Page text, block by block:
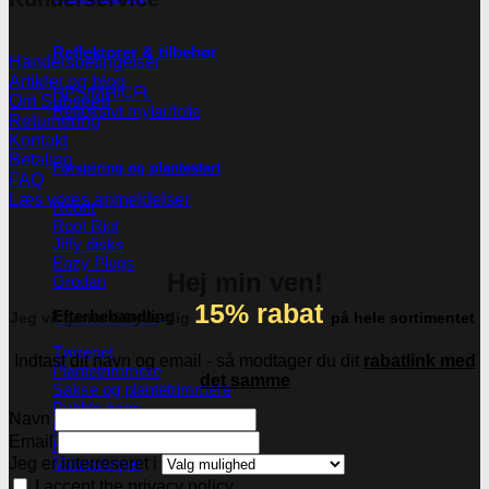
Reflektorer & tilbehør
HPS/MH/CFL
Refleksivt mylar/folie
Forspiring og plantestart
Root!t
Root Riot
Jiffy disks
Eazy Plugs
Grodan
Efterbehandling
Tørrenet
Plantetrimmere
Sakse og plantetrimmere
Bubble bags
Pollenpressere
Fugtighedsregulering
Mikroskoper
Handelsbetingelser
Artikler og blog
Om Subseed
Returnering
Kontakt
Betaling
FAQ
Læs vores anmeldelser
Jeg vil gerne tilbyde dig 15% rabat på hele sortimentet
Indtast dit navn og email - så modtager du dit rabatlink med
det samme
Navn
Email
Jeg er interreseret i